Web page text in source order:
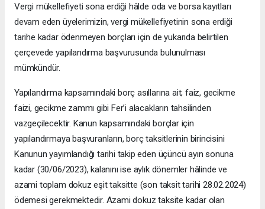
Vergi mükellefiyeti sona erdiği hâlde oda ve borsa kayıtları
devam eden üyelerimizin, vergi mükellefiyetinin sona erdiği
tarihe kadar ödenmeyen borçları için de yukarıda belirtilen
çerçevede yapılandırma başvurusunda bulunulması
mümkündür.
Yapılandırma kapsamındaki borç asıllarına ait; faiz, gecikme
faizi, gecikme zammı gibi Fer’i alacakların tahsilinden
vazgeçilecektir. Kanun kapsamındaki borçlar için
yapılandırmaya başvuranların, borç taksitlerinin birincisini
Kanunun yayımlandığı tarihi takip eden üçüncü ayın sonuna
kadar (30/06/2023), kalanını ise aylık dönemler hâlinde ve
azami toplam dokuz eşit taksitte (son taksit tarihi 28.02.2024)
ödemesi gerekmektedir. Azami dokuz taksite kadar olan